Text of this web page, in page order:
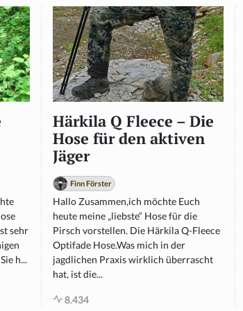
sehr
h...
Härkila Q Fleece – Die
Hose für den aktiven
Jäger
Finn Förster
Hallo Zusammen,ich möchte Euch
heute meine „liebste“ Hose für die
Pirsch vorstellen. Die Härkila Q-Fleece
Optifade Hose.Was mich in der
jagdlichen Praxis wirklich überrascht
hat, ist die...
8.434